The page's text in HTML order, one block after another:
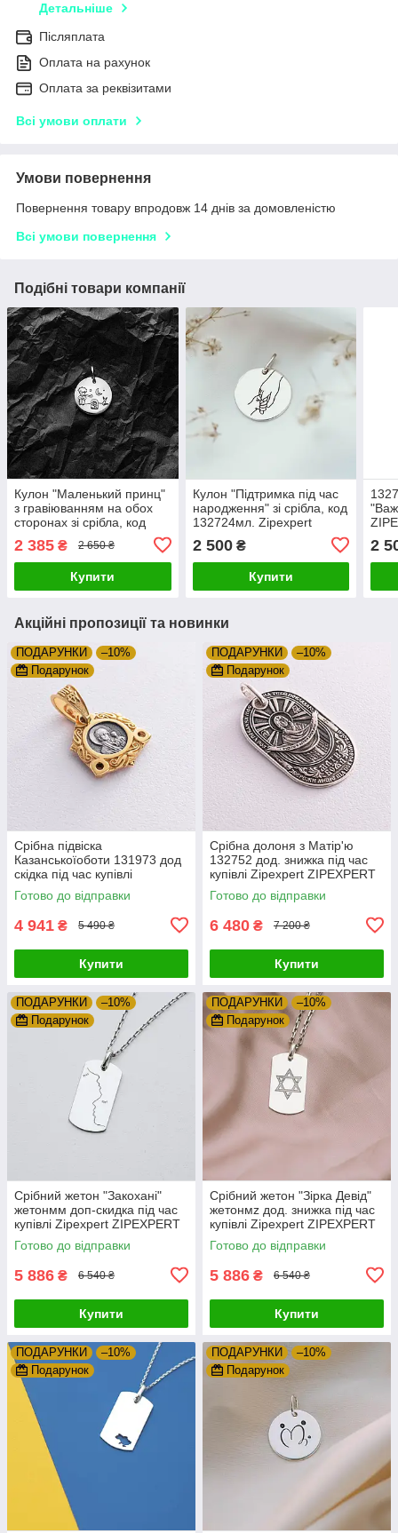
Детальніше
Післяплата
Оплата на рахунок
Оплата за реквізитами
Всі умови оплати
Умови повернення
Повернення товару впродовж 14 днів за домовленістю
Всі умови повернення
Подібні товари компанії
Кулон "Маленький принц"
з гравіюванням на обох
сторонах зі срібла, код
ZIPEXPERT
2 385 ₴ 2 650 ₴
Купити
Кулон "Підтримка під час
народження" зі срібла, код
132724мл. Zipexpert
2 500₴
Купити
2
Акційні пропозиції та новинки
ПОДАРУНКИ
–10%
Подарунок
Срібна підвіска
Казанськоїоботи 131973 дод
скідка під час купівлі
Zipexpert ZIPEXPERT
Готово до відправки
4 941 ₴ 5 490 ₴
Купити
ПОДАРУНКИ
–10%
Подарунок
Срібна долоня з Матір'ю
132752 дод. знижка під час
купівлі Zipexpert ZIPEXPERT
Готово до відправки
6 480 ₴ 7 200 ₴
Купити
ПОДАРУНКИ
–10%
Подарунок
Срібний жетон "Закохані"
жетонмм доп-скидка під час
купівлі Zipexpert ZIPEXPERT
Готово до відправки
5 886 ₴ 6 540 ₴
Купити
ПОДАРУНКИ
–10%
Подарунок
Срібний жетон "Зірка Девід"
жетонмz дод. знижка під час
купівлі Zipexpert ZIPEXPERT
Готово до відправки
5 886 ₴ 6 540 ₴
Купити
ПОДАРУНКИ
–10%
Подарунок
ПОДАРУНКИ
–10%
Подарунок